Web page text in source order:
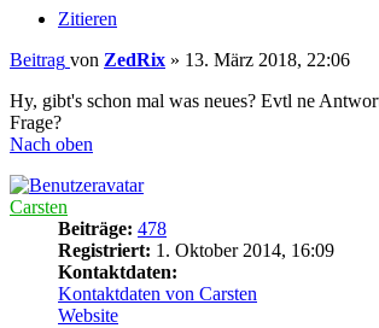
Zitieren
Beitrag von ZedRix » 13. März 2018, 22:06
Hy, gibt's schon mal was neues? Evtl ne
Frage?
Nach oben
Carsten
Beiträge: 478
Registriert: 1. Oktober 2014, 16:09
Kontaktdaten:
Kontaktdaten von Carsten
Website